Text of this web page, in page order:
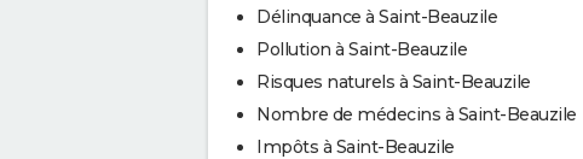
Délinquance à Saint-Beauzile
Pollution à Saint-Beauzile
Risques naturels à Saint-Beauzile
Nombre de médecins à Saint-Beauzile
Impôts à Saint-Beauzile